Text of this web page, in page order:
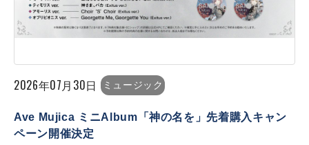
2026年07月30日 ミュージック
Ave Mujica ミニAlbum「神の名を」先着購入キャン
ペーン開催決定